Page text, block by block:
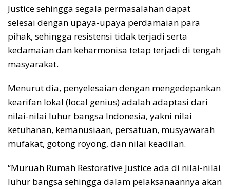
Justice sehingga segala permasalahan dapat
selesai dengan upaya-upaya perdamaian para
pihak, sehingga resistensi tidak terjadi serta
kedamaian dan keharmonisa tetap terjadi di tengah
masyarakat.
Menurut dia, penyelesaian dengan mengedepankan
kearifan lokal (local genius) adalah adaptasi dari
nilai-nilai luhur bangsa Indonesia, yakni nilai
ketuhanan, kemanusiaan, persatuan, musyawarah
mufakat, gotong royong, dan nilai keadilan.
“Muruah Rumah Restorative Justice ada di nilai-nilai
luhur bangsa sehingga dalam pelaksanaannya akan